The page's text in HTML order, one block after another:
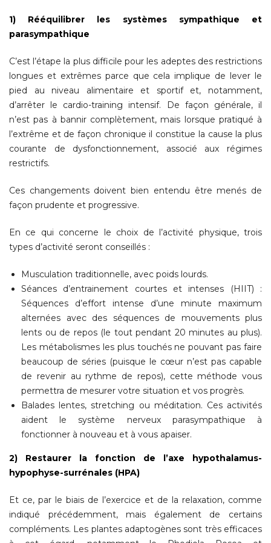
1) Rééquilibrer les systèmes sympathique et
parasympathique
C’est l’étape la plus difficile pour les adeptes des restrictions
longues et extrêmes parce que cela implique de lever le
pied au niveau alimentaire et sportif et, notamment,
d’arrêter le cardio-training intensif. De façon générale, il
n’est pas à bannir complètement, mais lorsque pratiqué à
l’extrême et de façon chronique il constitue la cause la plus
courante de dysfonctionnement, associé aux régimes
restrictifs.
Ces changements doivent bien entendu être menés de
façon prudente et progressive.
En ce qui concerne le choix de l’activité physique, trois
types d’activité seront conseillés :
Musculation traditionnelle, avec poids lourds.
Séances d’entrainement courtes et intenses (HIIT) :
Séquences d’effort intense d’une minute maximum
alternées avec des séquences de mouvements plus
lents ou de repos (le tout pendant 20 minutes au plus).
Les métabolismes les plus touchés ne pouvant pas faire
beaucoup de séries (puisque le cœur n’est pas capable
de revenir au rythme de repos), cette méthode vous
permettra de mesurer votre situation et vos progrès.
Balades lentes, stretching ou méditation. Ces activités
aident le système nerveux parasympathique à
fonctionner à nouveau et à vous apaiser.
2) Restaurer la fonction de l’axe hypothalamus-
hypophyse-surrénales (HPA)
Et ce, par le biais de l’exercice et de la relaxation, comme
indiqué précédemment, mais également de certains
compléments. Les plantes adaptogènes sont très efficaces